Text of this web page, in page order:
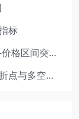
标
文华财经自动测算支撑阻力指标源码-价格区间突破多空
三图共振波段趋势识别系统：价格转折点与多空动能分析